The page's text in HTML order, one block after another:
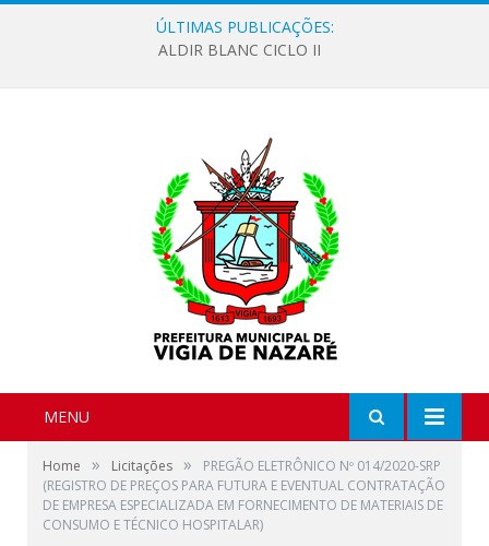
ÚLTIMAS PUBLICAÇÕES:
ALDIR BLANC CICLO II
MENU
Home » Licitações »
PREGÃO ELETRÔNICO Nº 014/2020-SRP
(REGISTRO DE PREÇOS PARA FUTURA E EVENTUAL CONTRATAÇÃO
DE EMPRESA ESPECIALIZADA EM FORNECIMENTO DE MATERIAIS DE
CONSUMO E TÉCNICO HOSPITALAR)